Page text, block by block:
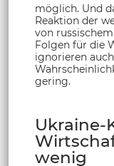
möglich. Und
Reaktion der
von
Folgen für die
ignorieren
gering.
Ukraine-
wenig